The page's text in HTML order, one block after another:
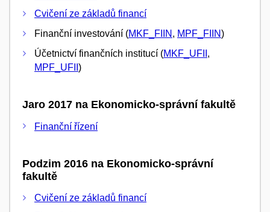
Cvičení ze základů financí
Finanční investování (MKF_FIIN , MPF_FIIN)
Účetnictví finančních institucí (MKF_UFII ,
MPF_UFII )
Jaro 2017 na Ekonomicko-správní fakultě
Finanční řízení
Podzim 2016 na Ekonomicko-správní
fakultě
Cvičení ze základů financí